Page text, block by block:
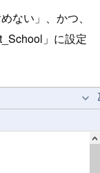
ない」、かつ、
」に設定